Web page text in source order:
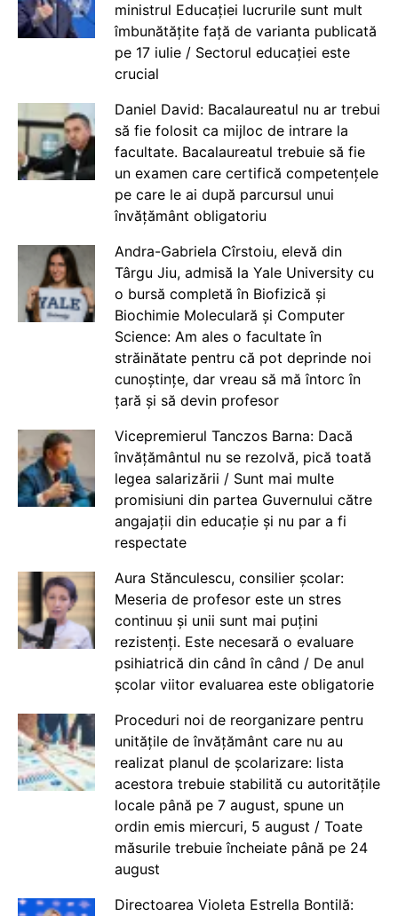
ministrul Educației lucrurile sunt mult
îmbunătățite față de varianta publicată
pe 17 iulie / Sectorul educației este
crucial
Daniel David: Bacalaureatul nu ar trebui
să fie folosit ca mijloc de intrare la
facultate. Bacalaureatul trebuie să fie
un examen care certifică competențele
pe care le ai după parcursul unui
învățământ obligatoriu
Andra-Gabriela Cîrstoiu, elevă din
Târgu Jiu, admisă la Yale University cu
o bursă completă în Biofizică și
Biochimie Moleculară și Computer
Science: Am ales o facultate în
străinătate pentru că pot deprinde noi
cunoștințe, dar vreau să mă întorc în
țară și să devin profesor
Vicepremierul Tanczos Barna: Dacă
învățământul nu se rezolvă, pică toată
legea salarizării / Sunt mai multe
promisiuni din partea Guvernului către
angajații din educație și nu par a fi
respectate
Aura Stănculescu, consilier școlar:
Meseria de profesor este un stres
continuu și unii sunt mai puțini
rezistenți. Este necesară o evaluare
psihiatrică din când în când / De anul
școlar viitor evaluarea este obligatorie
Proceduri noi de reorganizare pentru
unitățile de învățământ care nu au
realizat planul de școlarizare: lista
acestora trebuie stabilită cu autoritățile
locale până pe 7 august, spune un
ordin emis miercuri, 5 august / Toate
măsurile trebuie încheiate până pe 24
august
Directoarea Violeta Estrella Bontilă: